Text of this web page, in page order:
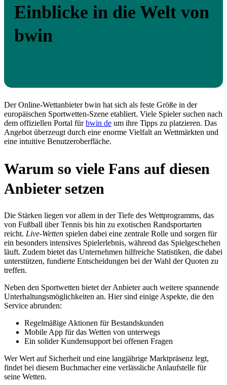
Einblicke in die Welt von
bwin
Der Online-Wettanbieter bwin hat sich als feste Größe in der
europäischen Sportwetten-Szene etabliert. Viele Spieler suchen nach
dem offiziellen Portal fürbwin de um ihre Tipps zu platzieren. Das
Angebot überzeugt durch eine enorme Vielfalt an Wettmärkten und
eine intuitive Benutzeroberfläche.
Warum so viele Fans auf diesen
Anbieter setzen
Die Stärken liegen vor allem in der Tiefe des Wettprogramms, das
von Fußball über Tennis bis hin zu exotischen Randsportarten
reicht. Live-Wetten spielen dabei eine zentrale Rolle und sorgen für
ein besonders intensives Spielerlebnis, während das Spielgeschehen
läuft. Zudem bietet das Unternehmen hilfreiche Statistiken, die dabei
unterstützen, fundierte Entscheidungen bei der Wahl der Quoten zu
treffen.
Neben den Sportwetten bietet der Anbieter auch weitere spannende
Unterhaltungsmöglichkeiten an. Hier sind einige Aspekte, die den
Service abrunden:
Regelmäßige Aktionen für Bestandskunden
Mobile App für das Wetten von unterwegs
Ein solider Kundensupport bei offenen Fragen
Wer Wert auf Sicherheit und eine langjährige Marktpräsenz legt,
findet bei diesem Buchmacher eine verlässliche Anlaufstelle für
seine Wetten.